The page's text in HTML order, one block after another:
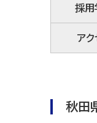
採用
ア
秋田